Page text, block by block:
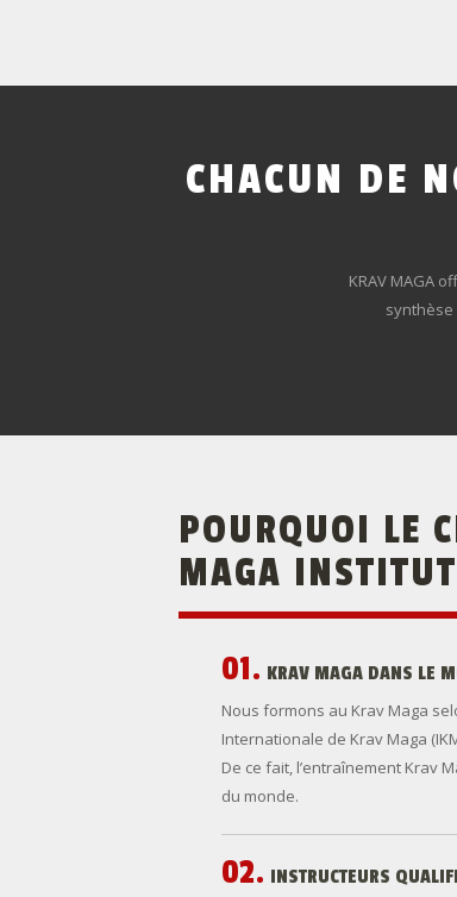
CHACUN DE
KRAV MAGA
synthèse
POURQUOI LE
MAGA INSTITUT
01. KRAV MAGA DANS LE
Nous formons au Krav Maga
Internationale de Krav Maga
De ce fait, l’entraînement Krav
du monde.
02. INSTRUCTEURS